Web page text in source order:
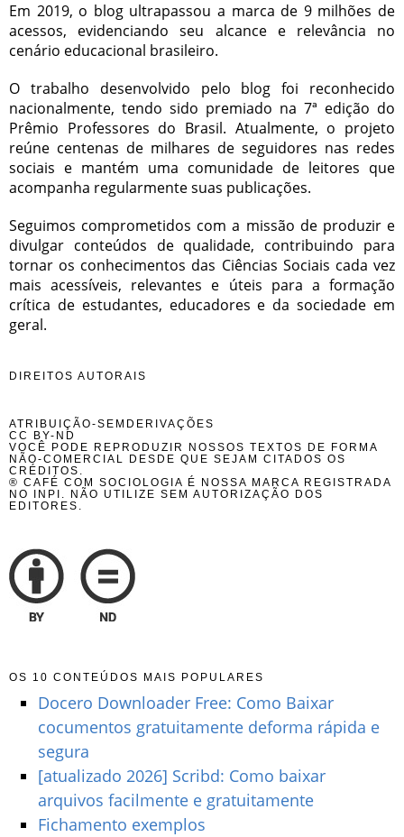
Em 2019, o blog ultrapassou a marca de 9 milhões de
acessos, evidenciando seu alcance e relevância no
cenário educacional brasileiro.
O trabalho desenvolvido pelo blog foi reconhecido
nacionalmente, tendo sido premiado na 7ª edição do
Prêmio Professores do Brasil. Atualmente, o projeto
reúne centenas de milhares de seguidores nas redes
sociais e mantém uma comunidade de leitores que
acompanha regularmente suas publicações.
Seguimos comprometidos com a missão de produzir e
divulgar conteúdos de qualidade, contribuindo para
tornar os conhecimentos das Ciências Sociais cada vez
mais acessíveis, relevantes e úteis para a formação
crítica de estudantes, educadores e da sociedade em
geral.
DIREITOS AUTORAIS
ATRIBUIÇÃO-SEMDERIVAÇÕES
CC BY-ND
VOCÊ PODE REPRODUZIR NOSSOS TEXTOS DE FORMA
NÃO-COMERCIAL DESDE QUE SEJAM CITADOS OS
CRÉDITOS.
® CAFÉ COM SOCIOLOGIA É NOSSA MARCA REGISTRADA
NO INPI. NÃO UTILIZE SEM AUTORIZAÇÃO DOS
EDITORES.
OS 10 CONTEÚDOS MAIS POPULARES
Docero Downloader Free: Como Baixar
cocumentos gratuitamente deforma rápida e
segura
[atualizado 2026] Scribd: Como baixar
arquivos facilmente e gratuitamente
Fichamento exemplos